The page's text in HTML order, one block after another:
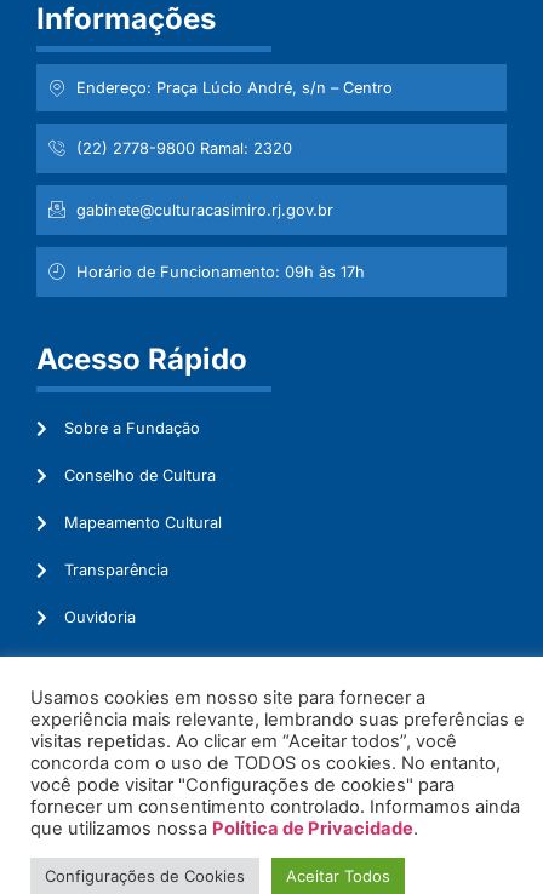
Informações
Endereço: Praça Lúcio André, s/n – Centro
(22) 2778-9800 Ramal: 2320
gabinete@culturacasimiro.rj.gov.br
Horário de Funcionamento: 09h às 17h
Acesso Rápido
Sobre a Fundação
Conselho de Cultura
Mapeamento Cultural
Transparência
Ouvidoria
© 2026. Todos os Direitos Reservados.
Usamos cookies em nosso site para fornecer a
experiência mais relevante, lembrando suas preferências e
visitas repetidas. Ao clicar em “Aceitar todos”, você
concorda com o uso de TODOS os cookies. No entanto,
você pode visitar "Configurações de cookies" para
fornecer um consentimento controlado. Informamos ainda
que utilizamos nossa Política de Privacidade.
Configurações de Cookies Aceitar Todos